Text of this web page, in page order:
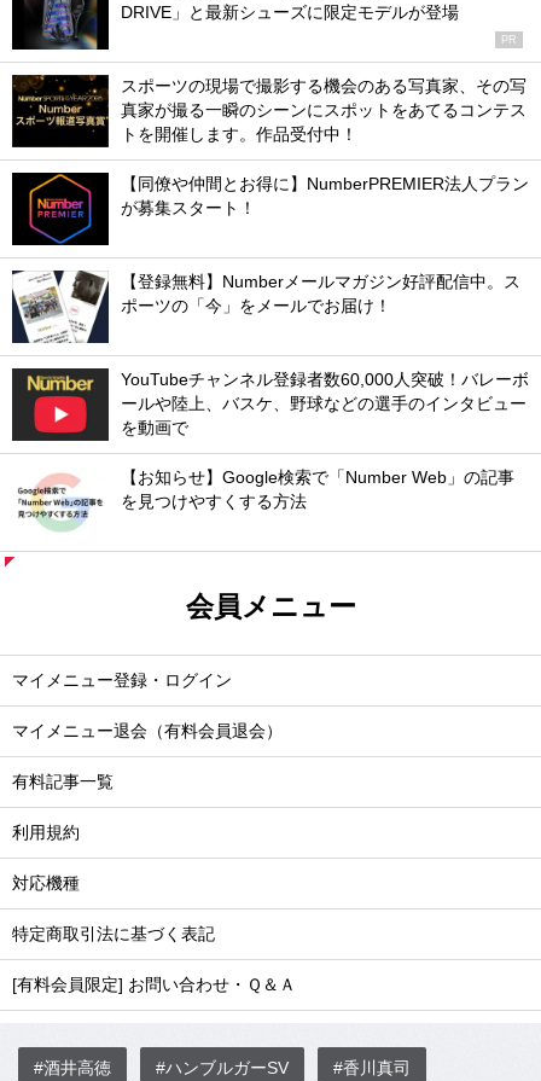
DRIVE」と最新シューズに限定モデルが登場
PR
スポーツの現場で撮影する機会のある写真家、その写
真家が撮る一瞬のシーンにスポットをあてるコンテス
トを開催します。作品受付中！
【同僚や仲間とお得に】NumberPREMIER法人プラン
が募集スタート！
【登録無料】Numberメールマガジン好評配信中。ス
ポーツの「今」をメールでお届け！
YouTubeチャンネル登録者数60,000人突破！バレーボ
ールや陸上、バスケ、野球などの選手のインタビュー
を動画で
【お知らせ】Google検索で「Number Web」の記事
を見つけやすくする方法
会員メニュー
マイメニュー登録・ログイン
マイメニュー退会（有料会員退会）
有料記事一覧
利用規約
対応機種
特定商取引法に基づく表記
[有料会員限定] お問い合わせ・Ｑ＆Ａ
#酒井高徳 #ハンブルガーSV #香川真司